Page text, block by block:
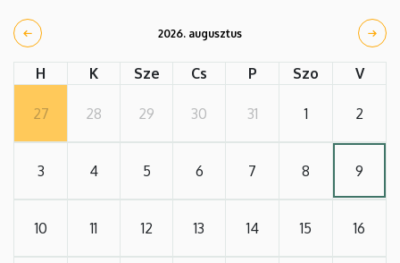
2026. augusztus
H K Sze Cs P Szo V
27 28 29 30 31 1 2
3 4 5 6 7 8 9
10 11 12 13 14 15 16